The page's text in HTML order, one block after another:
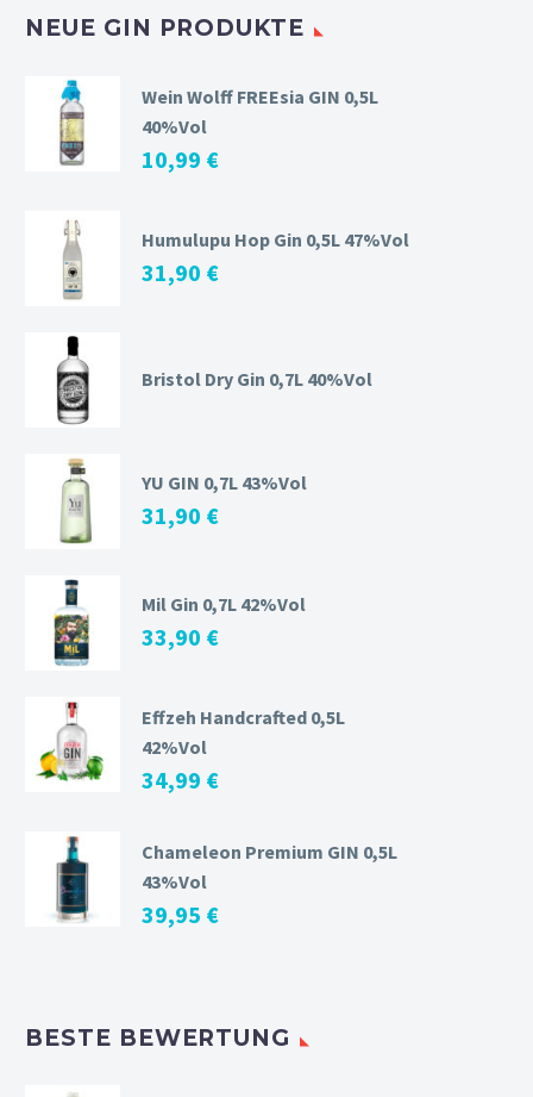
NEUE GIN PRODUKTE
Wein Wolff FREEsia GIN 0,5L
40%Vol
10,99 €
Humulupu Hop Gin 0,5L 47%Vol
31,90 €
Bristol Dry Gin 0,7L 40%Vol
YU GIN 0,7L 43%Vol
31,90 €
Mil Gin 0,7L 42%Vol
33,90 €
Effzeh Handcrafted 0,5L
42%Vol
34,99 €
Chameleon Premium GIN 0,5L
43%Vol
39,95 €
BESTE BEWERTUNG